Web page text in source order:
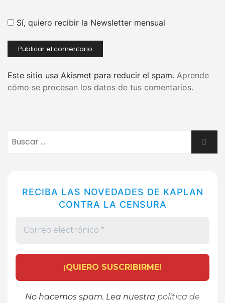
Sí, quiero recibir la Newsletter mensual
Este sitio usa Akismet para reducir el spam. Aprende
cómo se procesan los datos de tus comentarios.
RECIBA LAS NOVEDADES DE KAPLAN
CONTRA LA CENSURA
No hacemos spam. Lea nuestra política de